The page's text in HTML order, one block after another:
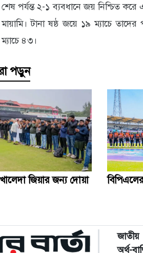
শেষ পর্যন্ত ২-১ ব্যবধানে জয় নিশ্চিত
মায়ামি। টানা ষষ্ঠ জয়ে ১৯ ম্যাচে
ম্যাচে ৪৩।
পড়ুন
জিয়ার জন্য দোয়া
জাতীয়
অর্থ-